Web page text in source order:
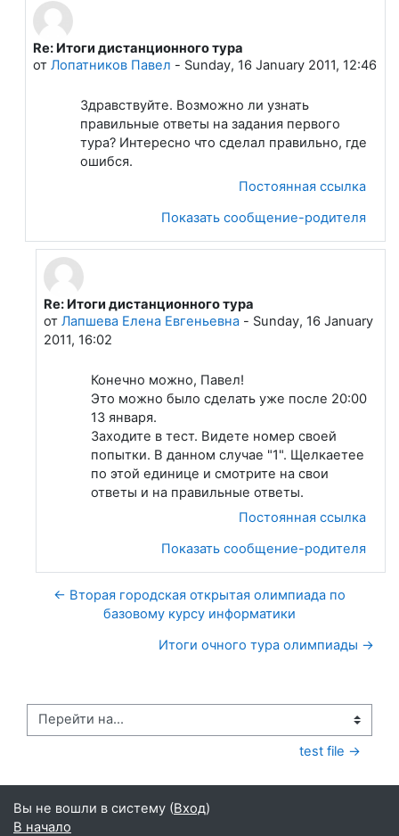
В ответ на Лапшева Елена Евгеньевна
Re: Итоги дистанционного тура
от Лопатников Павел - Sunday, 16 January 2011, 12:46
Здравствуйте. Возможно ли узнать
правильные ответы на задания первого
тура? Интересно что сделал правильно, где
ошибся.
Постоянная ссылка
Показать сообщение-родителя
В ответ на Лопатников Павел
Re: Итоги дистанционного тура
от Лапшева Елена Евгеньевна- Sunday, 16 January
2011, 16:02
Конечно можно, Павел!
Это можно было сделать уже после 20:00
13 января.
Заходите в тест. Видете номер своей
попытки. В данном случае "1". Щелкаетее
по этой единице и смотрите на свои
ответы и на правильные ответы.
Постоянная ссылка
Показать сообщение-родителя
← Вторая городская открытая олимпиада по
базовому курсу информатики
Итоги очного тура олимпиады →
Перейти на...
test file →
Вы не вошли в систему (Вход)
В начало